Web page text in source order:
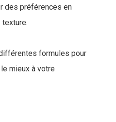
des préférences en
formules pour
mieux à votre